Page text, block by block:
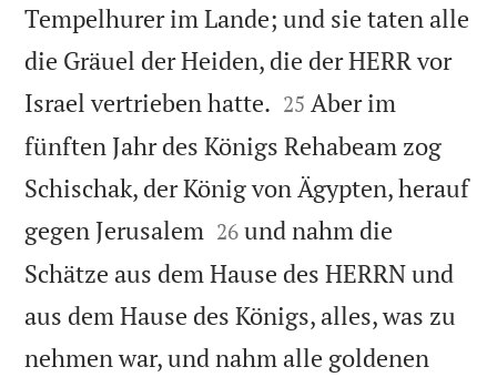
Tempelhurer im Lande; und sie taten alle
die Gräuel der Heiden, die der HERR vor
Israel vertrieben hatte. 

25 Aber im
fünften Jahr des Königs Rehabeam zog
Schischak, der König von Ägypten, herauf
gegen Jerusalem 

26 und nahm die
Schätze aus dem Hause des HERRN und
aus dem Hause des Königs, alles, was zu
nehmen war, und nahm alle goldenen